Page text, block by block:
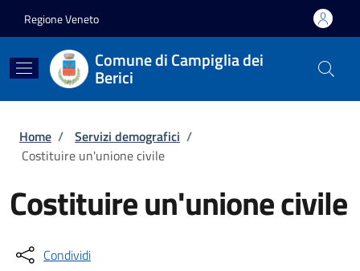
Regione Veneto
Comune di Campiglia dei
Berici
Briciole di pane
Home / Servizi demografici /
Costituire un'unione civile
Costituire un'unione civile
Condividi